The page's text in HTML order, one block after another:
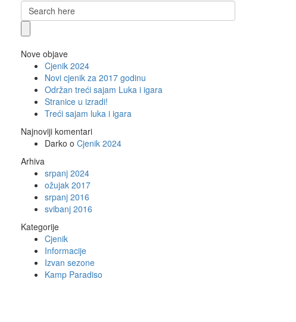
Nove objave
Cjenik 2024
Novi cjenik za 2017 godinu
Održan treći sajam Luka i igara
Stranice u izradi!
Treći sajam luka i igara
Najnoviji komentari
Darko o Cjenik 2024
Arhiva
srpanj 2024
ožujak 2017
srpanj 2016
svibanj 2016
Kategorije
Cjenik
Informacije
Izvan sezone
Kamp Paradiso